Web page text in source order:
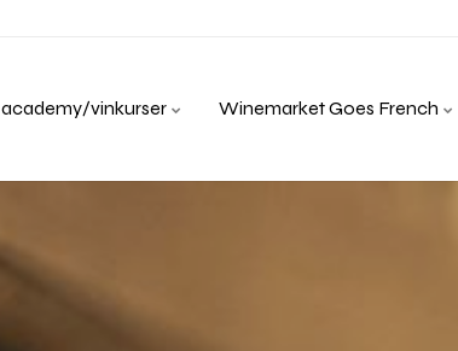
academy/vinkurser Winemarket Goes French